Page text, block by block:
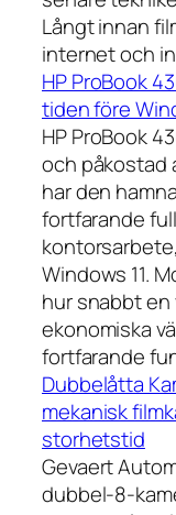
Långt innan
internet och
HP ProBook
tiden före
HP ProBook
och påkostad
har den
fortfarande
Windows 11.
hur snabbt
ekonomiska
fortfarande
Dubbelåtta
mekanisk
storhetstid
Gevaert
dubbel-8-